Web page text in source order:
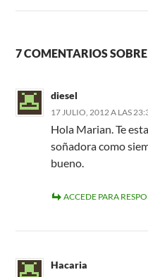
7 COMENTARIOS
diesel
17 JULIO, 2012 A LAS
Hola Marian. Te
soñadora como
bueno.
ACCEDE PARA
Hacaria